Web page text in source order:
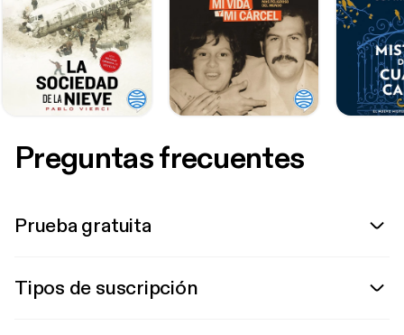
Preguntas frecuentes
Prueba gratuita
Tipos de suscripción